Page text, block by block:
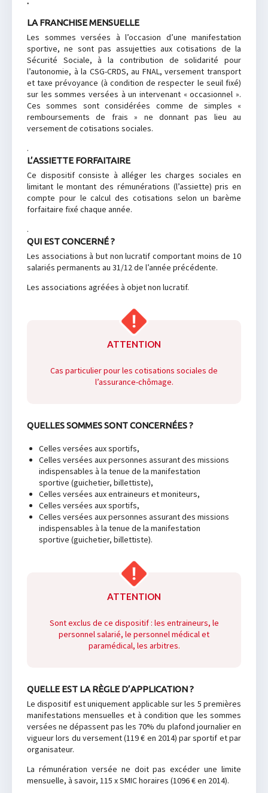
LA FRANCHISE MENSUELLE
Les sommes versées à l’occasion d’une manifestation
sportive, ne sont pas assujetties aux cotisations de la
Sécurité Sociale, à la contribution de solidarité pour
l’autonomie, à la CSG-CRDS, au FNAL, versement transport
et taxe prévoyance (à condition de respecter le seuil fixé)
sur les sommes versées à un intervenant « occasionnel ».
Ces sommes sont considérées comme de simples «
remboursements de frais » ne donnant pas lieu au
versement de cotisations sociales.
.
L’ASSIETTE FORFAITAIRE
Ce dispositif consiste à alléger les charges sociales en
limitant le montant des rémunérations (l’assiette) pris en
compte pour le calcul des cotisations selon un barème
forfaitaire fixé chaque année.
.
QUI EST CONCERNÉ ?
Les associations à but non lucratif comportant moins de 10
salariés permanents au 31/12 de l’année précédente.
Les associations agréées à objet non lucratif.
ATTENTION
Cas particulier pour les cotisations sociales de
l’assurance-chômage.
QUELLES SOMMES SONT CONCERNÉES ?
Celles versées aux sportifs,
Celles versées aux personnes assurant des missions
indispensables à la tenue de la manifestation
sportive (guichetier, billettiste),
Celles versées aux entraineurs et moniteurs,
Celles versées aux sportifs,
Celles versées aux personnes assurant des missions
indispensables à la tenue de la manifestation
sportive (guichetier, billettiste).
ATTENTION
Sont exclus de ce dispositif : les entraineurs, le
personnel salarié, le personnel médical et
paramédical, les arbitres.
QUELLE EST LA RÈGLE D’APPLICATION ?
Le dispositif est uniquement applicable sur les 5 premières
manifestations mensuelles et à condition que les sommes
versées ne dépassent pas les 70% du plafond journalier en
vigueur lors du versement (119 € en 2014) par sportif et par
organisateur.
La rémunération versée ne doit pas excéder une limite
mensuelle, à savoir, 115 x SMIC horaires (1096 € en 2014).